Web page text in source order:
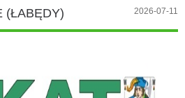
(ŁABĘDY) 2026-07-11